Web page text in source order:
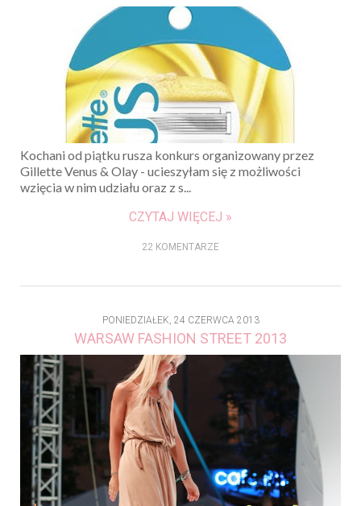
Kochani od piątku rusza konkurs organizowany przez
Gillette Venus & Olay - ucieszyłam się z możliwości
wzięcia w nim udziału oraz z s...
CZYTAJ WIĘCEJ »
22 KOMENTARZE
PONIEDZIAŁEK, 24 CZERWCA 2013
WARSAW FASHION STREET 2013